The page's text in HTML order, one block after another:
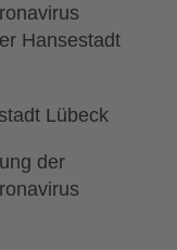
Hansestadt
Lübeck
der